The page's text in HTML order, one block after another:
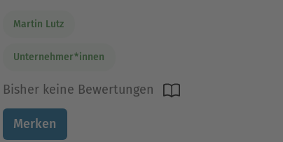
Martin Lutz
Unternehmer*innen
Bisher keine Bewertungen
Merken